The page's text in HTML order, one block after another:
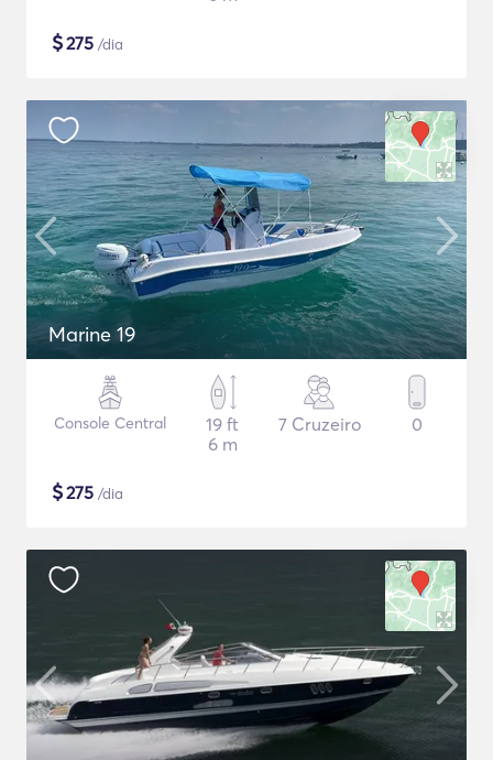
$275 /dia
Marine 19
Console Central
19 ft
6 m
7 Cruzeiro 0
$275 /dia